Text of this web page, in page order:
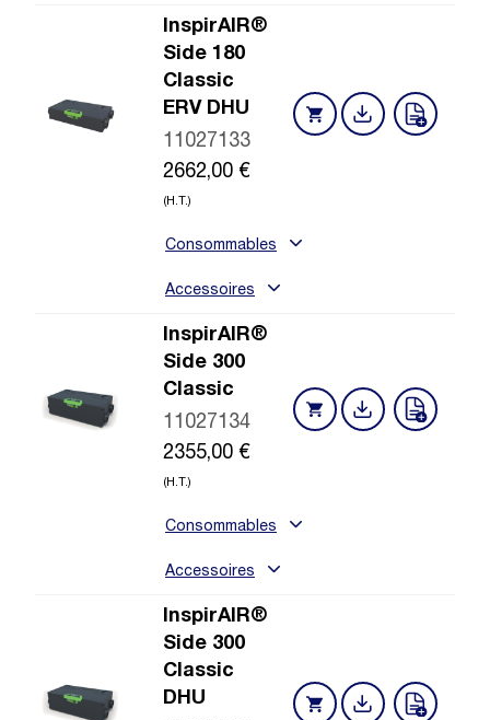
InspirAIR®
Side 180
Classic
ERV DHU
11027133
2662,00 €
(H.T.)
Consommables
Accessoires
InspirAIR®
Side 300
Classic
11027134
2355,00 €
(H.T.)
Consommables
Accessoires
InspirAIR®
Side 300
Classic
DHU